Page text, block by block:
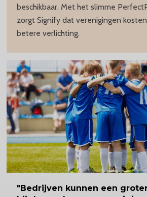
beschikbaar. Met het slimme
zorgt Signify dat verenigingen
betere verlichting.
"Bedrijven kunnen een